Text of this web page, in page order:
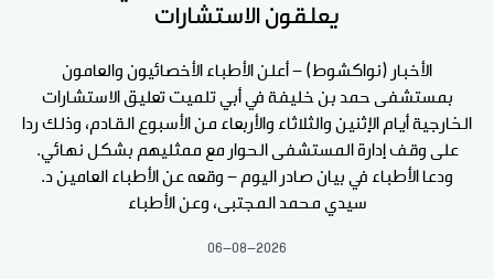
يعلقون الاستشارات
الأخبار (نواكشوط) - أعلن الأطباء الأخصائيون والعامون
بمستشفى حمد بن خليفة في أبي تلميت تعليق الاستشارات
الخارجية أيام الإثنين والثلاثاء والأربعاء من الأسبوع القادم، وذلك ردا
على وقف إدارة المستشفى الحوار مع ممثليهم بشكل نهائي.
ودعا الأطباء في بيان صادر اليوم - وقعه عن الأطباء العامين د.
سيدي محمد المجتبى، وعن الأطباء
06-08-2026